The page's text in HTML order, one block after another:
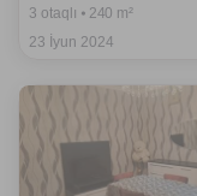
3 otaqlı ⦁ 240 m²
23 İyun 2024